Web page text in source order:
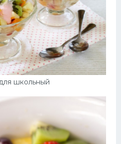
школьный